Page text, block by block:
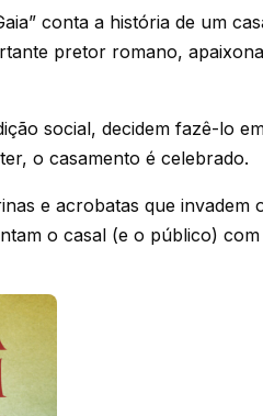
conta a história de um
pretor romano,
social, decidem fazê-lo
o casamento é celebrado.
e acrobatas que invadem
o casal (e o público)